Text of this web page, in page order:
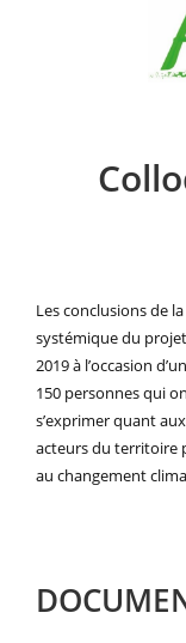
Les conclusions de
systémique du
2019 à l’occasion
150 personnes qui
s’exprimer quant
acteurs du territoire
au changement